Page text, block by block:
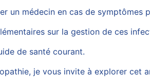
un médecin en cas de symptômes
sur la gestion de ces
de santé courant.
je vous invite à explorer cet